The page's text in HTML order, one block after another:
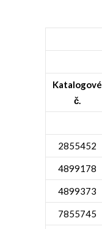
Katalogové
č.
2855452
4899178
4899373
7855745